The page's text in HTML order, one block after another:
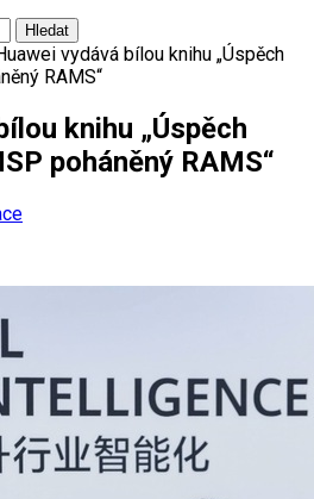
vydává bílou knihu „Úspěch
RAMS“
knihu „Úspěch
poháněný RAMS“